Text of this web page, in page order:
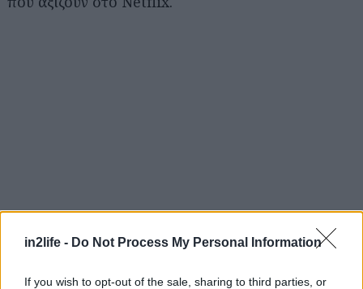
in2life - Do Not Process My Personal Information
If you wish to opt-out of the sale, sharing to third parties, or
Αναζήτηση
για...